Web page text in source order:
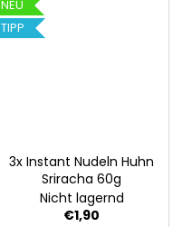
NEU
TIPP
3x Instant Nudeln Huhn
Sriracha 60g
Nicht lagernd
€1,90